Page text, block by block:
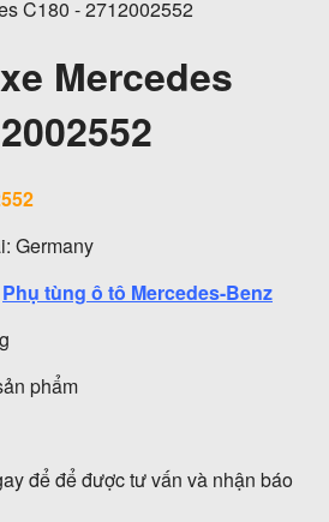
Mercedes
Germany
Phụ tùng ô tô Mercedes-Benz
phẩm
để để được tư vấn và nhận báo